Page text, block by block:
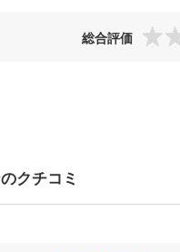
総合評価
クチコミ